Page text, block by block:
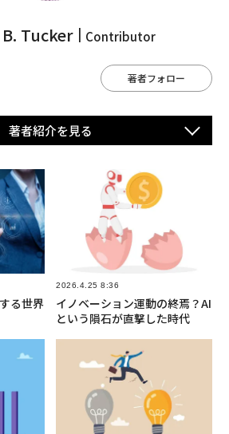
Tucker Contributor
著者フォロー
著者紹介を⾒る
る世界
2026.4.25 8:36
イノベーション運動の終焉？AI
という隕石が直撃した時代